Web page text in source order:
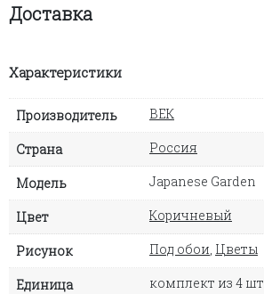
Доставка
Характеристики
Производитель ВЕК
Страна Россия
Модель Japanese Garden
Цвет Коричневый
Рисунок Под обои Цветы
Единица комплект из 4 шт